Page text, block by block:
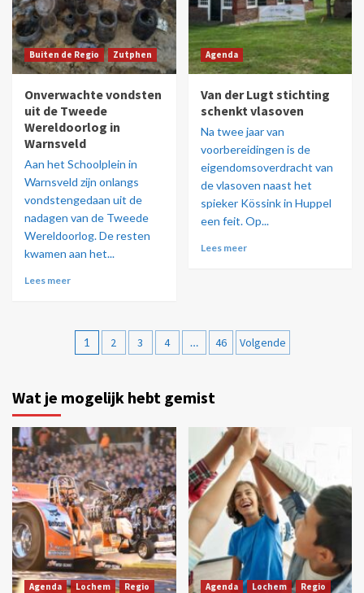
Buiten de Regio Zutphen
Onverwachte vondsten
uit de Tweede
Wereldoorlog in
Warnsveld
Aan het Schoolplein in
Warnsveld zijn onlangs
vondstengedaan uit de
nadagen van de Tweede
Wereldoorlog. De resten
kwamen aan het...
Lees meer
Agenda
Van der Lugt stichting
schenkt vlasoven
Na twee jaar van
voorbereidingen is de
eigendomsoverdracht van
de vlasoven naast het
spieker Kössink in Huppel
een feit. Op...
Lees meer
1 2 3 4 … 46 Volgende
Wat je mogelijk hebt gemist
Agenda Lochem Regio Agenda Lochem Regio